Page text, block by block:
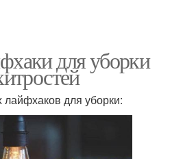
для уборки
для уборки: